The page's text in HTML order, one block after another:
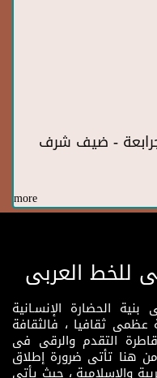
- ضيف شرف
more
للخط العربى
الحضارة الإنسـانية
عظمى ثقافيا ، فالثقافة
التقدم والرقى فى
هنا تأتى ضرورة إطلاق
والإسلامية ، حيث يأتى